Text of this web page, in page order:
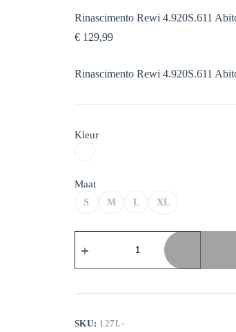
Rinascimento Rewi 4.920S.611
€129,99
Rinascimento Rewi 4.920S.611
Kleur
Maat
S M L XL
Rewi
Abito
SKU: 127L-